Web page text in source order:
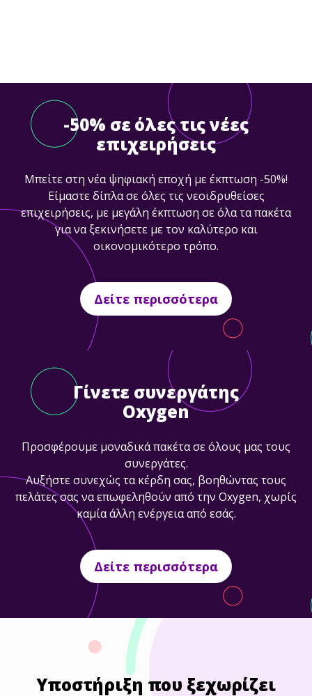
-50% σε όλες τις νέες
επιχειρήσεις
Μπείτε στη νέα ψηφιακή εποχή με έκπτωση -50%!
Είμαστε δίπλα σε όλες τις νεοιδρυθείσες
επιχειρήσεις, με μεγάλη έκπτωση σε όλα τα πακέτα
για να ξεκινήσετε με τον καλύτερο και
οικονομικότερο τρόπο.
Δείτε περισσότερα
Διασύνδεση με κορυφαίες
εφαρμογές
Βελτιώστε την ψηφιακή εικόνα της επιχείρησής σας
πελάτες και συνεργάτες σας με διασύνδεση δεκάδων
apps και software.
Δείτε περισσότερα
Γίνετε συνεργάτης
Oxygen
Προσφέρουμε μοναδικά πακέτα σε όλους μας τους
συνεργάτες.
Αυξήστε συνεχώς τα κέρδη σας, βοηθώντας τους
πελάτες σας να επωφεληθούν από την Oxygen, χωρίς
καμία άλλη ενέργεια από εσάς.
Δείτε περισσότερα
Υποστήριξη που ξεχωρίζει